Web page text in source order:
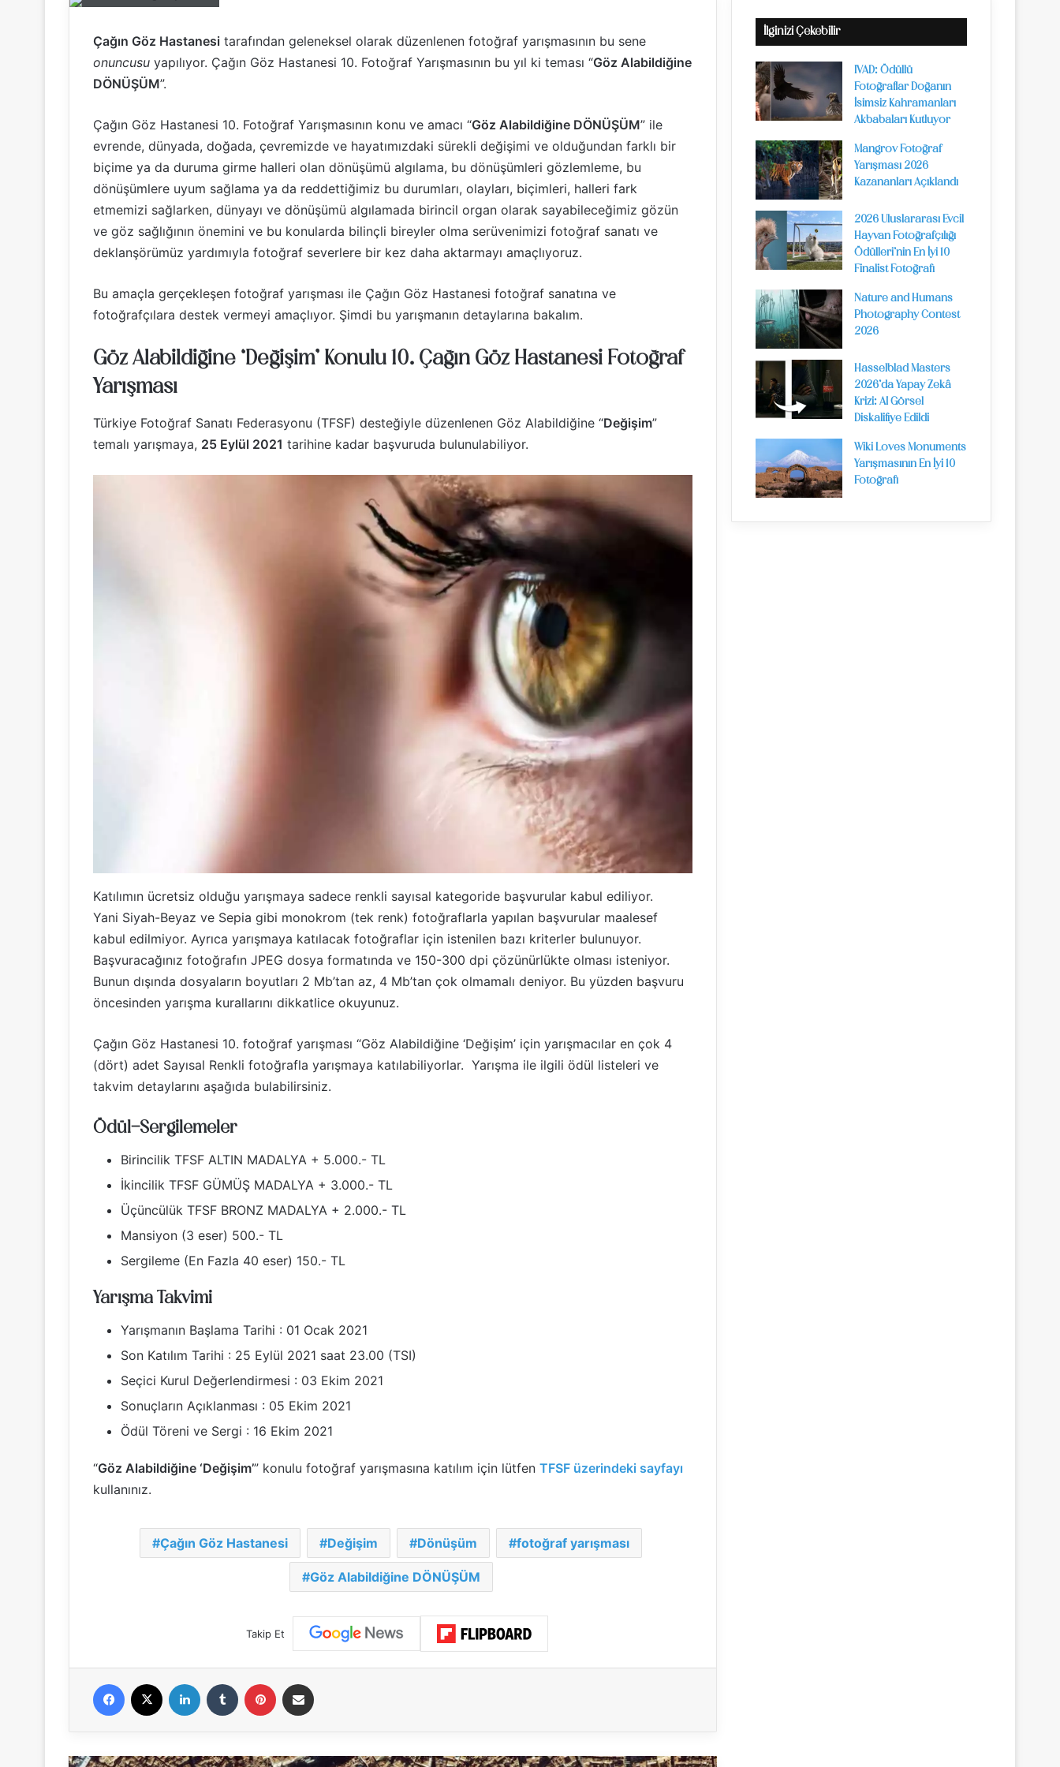
Çağın Göz Hastanesi tarafından geleneksel olarak düzenlenen fotoğraf yarışmasının bu sene
onuncusu yapılıyor. Çağın Göz Hastanesi 10. Fotoğraf Yarışmasının bu yıl ki teması “Göz Alabildiğine
DÖNÜŞÜM”.
Çağın Göz Hastanesi 10. Fotoğraf Yarışmasının konu ve amacı “Göz Alabildiğine DÖNÜŞÜM” ile
evrende, dünyada, doğada, çevremizde ve hayatımızdaki sürekli değişimi ve olduğundan farklı bir
biçime ya da duruma girme halleri olan dönüşümü algılama, bu dönüşümleri gözlemleme, bu
dönüşümlere uyum sağlama ya da reddettiğimiz bu durumları, olayları, biçimleri, halleri fark
etmemizi sağlarken, dünyayı ve dönüşümü algılamada birincil organ olarak sayabileceğimiz gözün
ve göz sağlığının önemini ve bu konularda bilinçli bireyler olma serüvenimizi fotoğraf sanatı ve
deklanşörümüz yardımıyla fotoğraf severlere bir kez daha aktarmayı amaçlıyoruz.
Bu amaçla gerçekleşen fotoğraf yarışması ile Çağın Göz Hastanesi fotoğraf sanatına ve
fotoğrafçılara destek vermeyi amaçlıyor. Şimdi bu yarışmanın detaylarına bakalım.
Göz Alabildiğine ‘Değişim’ Konulu 10. Çağın Göz Hastanesi Fotoğraf
Yarışması
Türkiye Fotoğraf Sanatı Federasyonu (TFSF) desteğiyle düzenlenen Göz Alabildiğine “Değişim”
temalı yarışmaya, 25 Eylül 2021 tarihine kadar başvuruda bulunulabiliyor.
Katılımın ücretsiz olduğu yarışmaya sadece renkli sayısal kategoride başvurular kabul ediliyor.
Yani Siyah-Beyaz ve Sepia gibi monokrom (tek renk) fotoğraflarla yapılan başvurular maalesef
kabul edilmiyor. Ayrıca yarışmaya katılacak fotoğraflar için istenilen bazı kriterler bulunuyor.
Başvuracağınız fotoğrafın JPEG dosya formatında ve 150-300 dpi çözünürlükte olması isteniyor.
Bunun dışında dosyaların boyutları 2 Mb’tan az, 4 Mb’tan çok olmamalı deniyor. Bu yüzden başvuru
öncesinden yarışma kurallarını dikkatlice okuyunuz.
Çağın Göz Hastanesi 10. fotoğraf yarışması “Göz Alabildiğine ‘Değişim’ için yarışmacılar en çok 4
(dört) adet Sayısal Renkli fotoğrafla yarışmaya katılabiliyorlar. Yarışma ile ilgili ödül listeleri ve
takvim detaylarını aşağıda bulabilirsiniz.
Ödül-Sergilemeler
Birincilik TFSF ALTIN MADALYA + 5.000.- TL
İkincilik TFSF GÜMÜŞ MADALYA + 3.000.- TL
Üçüncülük TFSF BRONZ MADALYA + 2.000.- TL
Mansiyon (3 eser) 500.- TL
Sergileme (En Fazla 40 eser) 150.- TL
Yarışma Takvimi
Yarışmanın Başlama Tarihi : 01 Ocak 2021
Son Katılım Tarihi : 25 Eylül 2021 saat 23.00 (TSI)
Seçici Kurul Değerlendirmesi : 03 Ekim 2021
Sonuçların Açıklanması : 05 Ekim 2021
Ödül Töreni ve Sergi : 16 Ekim 2021
“Göz Alabildiğine ‘Değişim’” konulu fotoğraf yarışmasına katılım için lütfen TFSF üzerindeki sayfayı
kullanınız.
Çağın Göz Hastanesi Değişim Dönüşüm fotoğraf yarışması
Göz Alabildiğine DÖNÜŞÜM
Takip Et
Facebook LinkedIn Tumblr Pinterest
İlginizi Çekebilir
IVAD: Ödüllü
Fotoğraflar Doğanın
İsimsiz Kahramanları
Akbabaları Kutluyor
Mangrov Fotoğraf
Yarışması 2026
Kazananları Açıklandı
2026 Uluslararası Evcil
Hayvan Fotoğrafçılığı
Ödülleri’nin En İyi 10
Finalist Fotoğrafı
Nature and Humans
Photography Contest
2026
Hasselblad Masters
2026’da Yapay Zekâ
Krizi: AI Görsel
Diskalifiye Edildi
Wiki Loves Monuments
Yarışmasının En İyi 10
Fotoğrafı